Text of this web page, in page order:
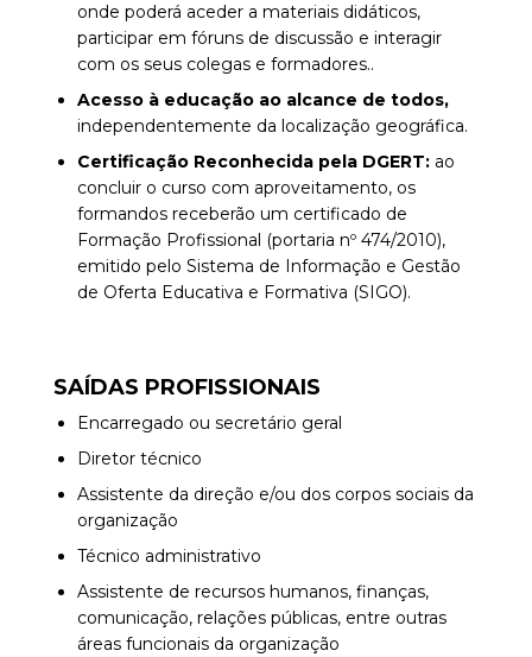
onde poderá aceder a materiais didáticos,
participar em fóruns de discussão e interagir
com os seus colegas e formadores..
Acesso à educação ao alcance de todos,
independentemente da localização geográfica.
Certificação Reconhecida pela DGERT: ao
concluir o curso com aproveitamento, os
formandos receberão um certificado de
Formação Profissional (portaria nº 474/2010),
emitido pelo Sistema de Informação e Gestão
de Oferta Educativa e Formativa (SIGO).
SAÍDAS PROFISSIONAIS
Encarregado ou secretário geral
Diretor técnico
Assistente da direção e/ou dos corpos sociais da
organização
Técnico administrativo
Assistente de recursos humanos, finanças,
comunicação, relações públicas, entre outras
áreas funcionais da organização